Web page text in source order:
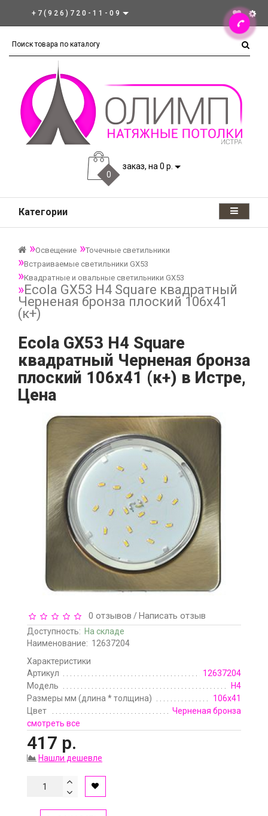
+7(926)720-11-09
0
заказ, на 0 р.
Категории
Освещение
Точечные светильники
Встраиваемые светильники GX53
Квадратные и овальные светильники GX53
Ecola GX53 H4 Square квадратный
Черненая бронза плоский 106x41
(к+)
Ecola GX53 H4 Square
квадратный Черненая бронза
плоский 106x41 (к+) в Истре,
Цена
0 отзывов /Написать отзыв
Доступность: На складе
Наименование: 12637204
Характеристики
Артикул
12637204
Модель
H4
Размеры мм (длина * толщина)
106х41
Цвет
Черненая бронза
смотреть все
417 р.
Нашли дешевле